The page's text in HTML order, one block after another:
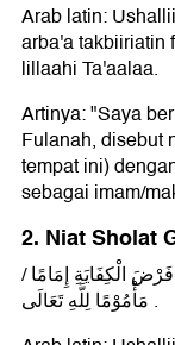
Arab latin:
arba'a takbiiriatin
lillaahi Ta'aalaa.
Artinya: "Saya
Fulanah, disebut
tempat ini)
sebagai imam/
2. Niat Sholat
الْكِفَايَةِ إِمَامًا /
مَأْمُوْمًا لِلَّهِ تَعَالَى .